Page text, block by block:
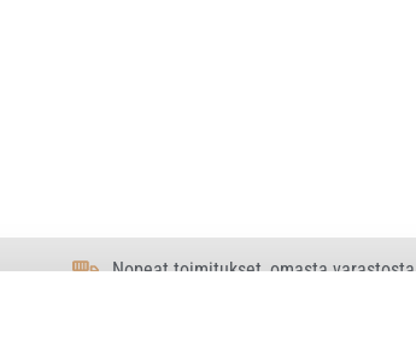
Nopeat toimitukset, omasta varastosta